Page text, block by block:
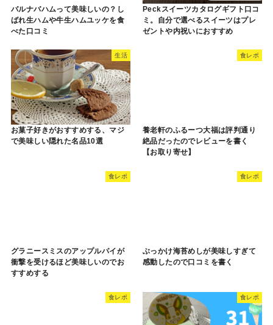
バルナバハムって美味しいの？し
ばれ生ハムや牛生ハムユッケを食
べた口コミ
Peckスイーツカタログギフト口コ
ミ。自分で選べるスイーツはプレ
ゼントや内祝いにおすすめ
生活
お菓子好きがおすすめする、マジ
で美味しい隠れた名品10選
食レポ
養老軒のふるーつ大福は評判通り
絶品だったのでレビューを書く
【お取り寄せ】
食レポ
グラニースミスのアップルパイが
衝撃を受けるほど美味しいのでお
すすめする
食レポ
ぶっかけ海苔めしが美味しすぎて
感動したので口コミを書く
食レポ 食レポ